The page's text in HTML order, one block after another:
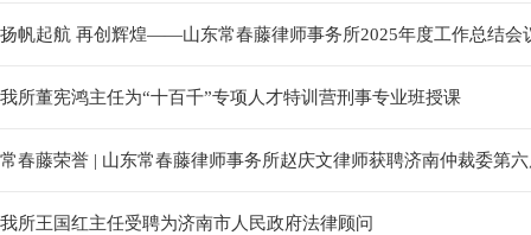
扬帆起航 再创辉煌——山东常春藤律师事务所2025年度工作总结会
我所董宪鸿主任为“十百千”专项人才特训营刑事专业班授课
常春藤荣誉 | 山东常春藤律师事务所赵庆文律师获聘济南仲裁委第
我所王国红主任受聘为济南市人民政府法律顾问